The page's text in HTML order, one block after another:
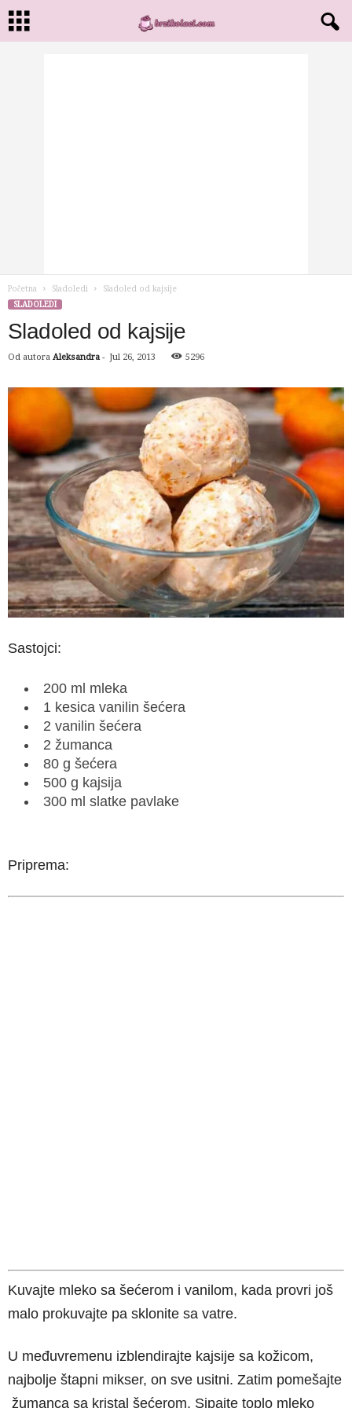
Početna Sladoledi
Sladoled od kajsije
SLADOLEDI
Sladoled od kajsije
Od autora Aleksandra - Jul 26, 2013 5296
Sastojci:
200 ml mleka
1 kesica vanilin šećera
2 vanilin šećera
2 žumanca
80 g šećera
500 g kajsija
300 ml slatke pavlake
Priprema:
Kuvajte mleko sa šećerom i vanilom, kada provri još
malo prokuvajte pa sklonite sa vatre.
U međuvremenu izblendirajte kajsije sa kožicom,
najbolje štapni mikser, on sve usitni. Zatim pomešajte
žumanca sa kristal šećerom. Sipajte toplo mleko